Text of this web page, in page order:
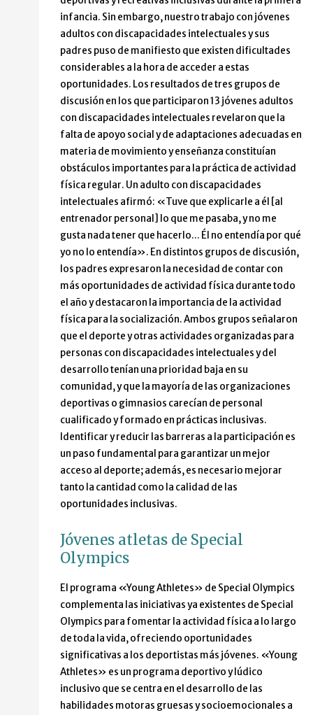
infancia. Sin embargo, nuestro trabajo con jóvenes
adultos con discapacidades intelectuales y sus
padres puso de manifiesto que existen dificultades
considerables a la hora de acceder a estas
oportunidades. Los resultados de tres grupos de
discusión en los que participaron 13 jóvenes adultos
con discapacidades intelectuales revelaron que la
falta de apoyo social y de adaptaciones adecuadas en
materia de movimiento y enseñanza constituían
obstáculos importantes para la práctica de actividad
física regular. Un adulto con discapacidades
intelectuales afirmó: «Tuve que explicarle a él [al
entrenador personal] lo que me pasaba, y no me
gusta nada tener que hacerlo… Él no entendía por qué
yo no lo entendía». En distintos grupos de discusión,
los padres expresaron la necesidad de contar con
más oportunidades de actividad física durante todo
el año y destacaron la importancia de la actividad
física para la socialización. Ambos grupos señalaron
que el deporte y otras actividades organizadas para
personas con discapacidades intelectuales y del
desarrollo tenían una prioridad baja en su
comunidad, y que la mayoría de las organizaciones
deportivas o gimnasios carecían de personal
cualificado y formado en prácticas inclusivas.
Identificar y reducir las barreras a la participación es
un paso fundamental para garantizar un mejor
acceso al deporte; además, es necesario mejorar
tanto la cantidad como la calidad de las
oportunidades inclusivas.
Jóvenes atletas de Special
Olympics
El programa «Young Athletes» de Special Olympics
complementa las iniciativas ya existentes de Special
Olympics para fomentar la actividad física a lo largo
de toda la vida, ofreciendo oportunidades
significativas a los deportistas más jóvenes. «Young
Athletes» es un programa deportivo y lúdico
inclusivo que se centra en el desarrollo de las
habilidades motoras gruesas y socioemocionales a